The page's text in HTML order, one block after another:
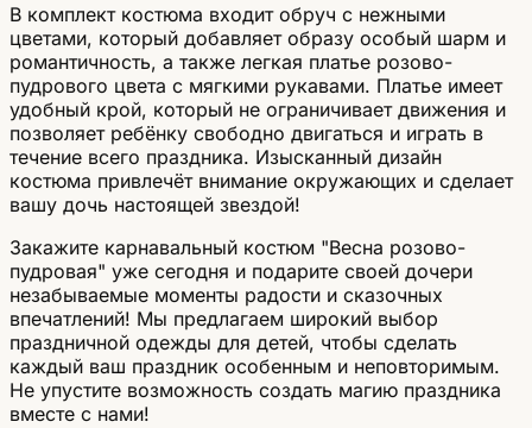
В комплект костюма входит обруч с нежными
цветами, который добавляет образу особый шарм и
романтичность, а также легкая платье розово-
пудрового цвета с мягкими рукавами. Платье имеет
удобный крой, который не ограничивает движения и
позволяет ребёнку свободно двигаться и играть в
течение всего праздника. Изысканный дизайн
костюма привлечёт внимание окружающих и сделает
вашу дочь настоящей звездой!
Закажите карнавальный костюм "Весна розово-
пудровая" уже сегодня и подарите своей дочери
незабываемые моменты радости и сказочных
впечатлений! Мы предлагаем широкий выбор
праздничной одежды для детей, чтобы сделать
каждый ваш праздник особенным и неповторимым.
Не упустите возможность создать магию праздника
вместе с нами!